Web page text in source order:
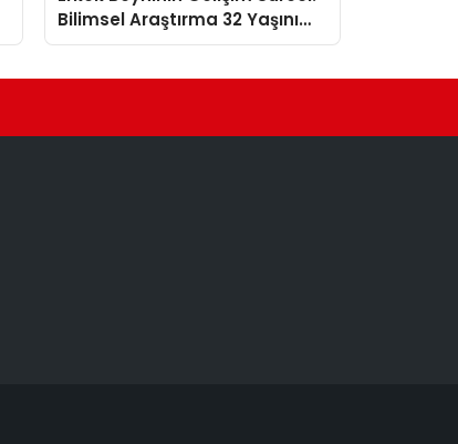
Bilimsel Araştırma 32 Yaşını
İşaret Etti